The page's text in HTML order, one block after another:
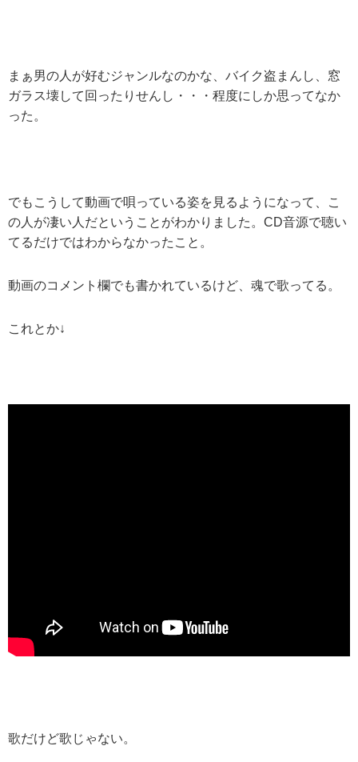
まぁ男の人が好むジャンルなのかな、バイク盗まんし、窓
ガラス壊して回ったりせんし・・・程度にしか思ってなか
った。
でもこうして動画で唄っている姿を見るようになって、こ
の人が凄い人だということがわかりました。CD音源で聴い
てるだけではわからなかったこと。
動画のコメント欄でも書かれているけど、魂で歌ってる。
これとか↓
歌だけど歌じゃない。